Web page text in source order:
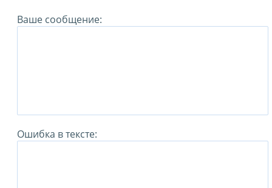
Ваше сообщение:
Ошибка в тексте: